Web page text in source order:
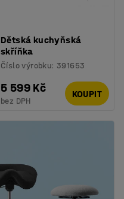
Dětská kuchyňská
skříňka
Číslo výrobku:391653
5 599 Kč
bez DPH
KOUPIT